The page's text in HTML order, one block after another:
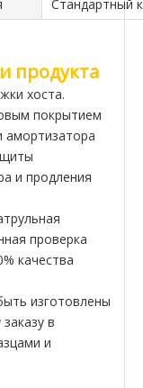
Стандартный
продукта
хоста.
покрытием
амортизатора
и продления
проверка
качества
изготовлены
в
и